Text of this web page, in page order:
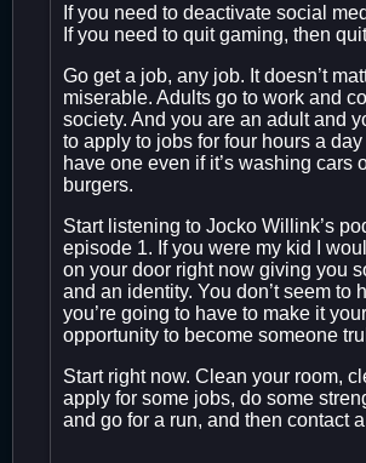
If you need to deactivate social
If you need to quit gaming, then
Go get a job, any job. It doesn’t
miserable. Adults go to work and
society. And you are an adult and
to apply to jobs for four hours a
have one even if it’s washing cars
burgers.
Start listening to Jocko Willink’s
episode 1. If you were my kid I
on your door right now giving you
and an identity. You don’t seem to
you’re going to have to make it
opportunity to become someone
Start right now. Clean your room,
apply for some jobs, do some
and go for a run, and then contact